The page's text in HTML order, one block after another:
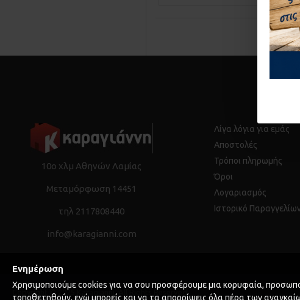
10ο χλμ Αθηνών Λαμίας
Μεταμόρφωση 14451
τηλ 2117808440
info@karagianni.com
Λίγα λόγια για εμάς
Αποστολές
Τρόποι πληρωμής
Όροι
Λογαριασμός
Ιστορικό
Copyright © 2025 Karagianni, All Rights Reserved
Ενημέρωση
Χρησιμοποιούμε cookies για να σου προσφέρουμε μια κορυφαία,
τοποθετηθούν, ενώ μπορείς και να τα απορρίψεις όλα πέρα των